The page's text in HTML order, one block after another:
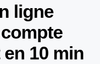
ligne
10 min